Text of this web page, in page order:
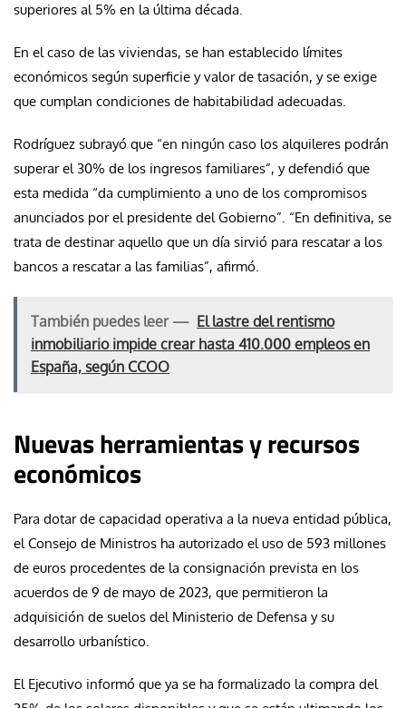
superiores al 5% en la última década.
En el caso de las viviendas, se han establecido límites
económicos según superficie y valor de tasación, y se exige
que cumplan condiciones de habitabilidad adecuadas.
Rodríguez subrayó que “en ningún caso los alquileres podrán
superar el 30% de los ingresos familiares”, y defendió que
esta medida “da cumplimiento a uno de los compromisos
anunciados por el presidente del Gobierno”. “En definitiva, se
trata de destinar aquello que un día sirvió para rescatar a los
bancos a rescatar a las familias”, afirmó.
También puedes leer — El lastre del rentismo
inmobiliario impide crear hasta 410.000 empleos en
España, según CCOO
Nuevas herramientas y recursos
económicos
Para dotar de capacidad operativa a la nueva entidad pública,
el Consejo de Ministros ha autorizado el uso de 593 millones
de euros procedentes de la consignación prevista en los
acuerdos de 9 de mayo de 2023, que permitieron la
adquisición de suelos del Ministerio de Defensa y su
desarrollo urbanístico.
El Ejecutivo informó que ya se ha formalizado la compra del